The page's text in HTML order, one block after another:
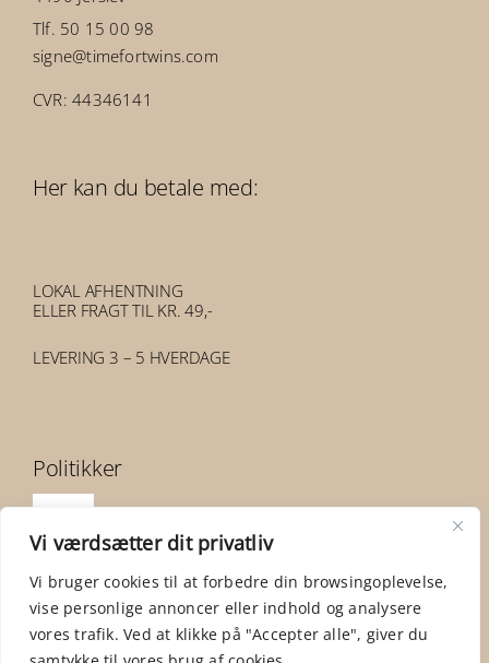
Vi værdsætter dit privatliv
Vi bruger cookies til at forbedre din browsingoplevelse,
vise personlige annoncer eller indhold og analysere
vores trafik. Ved at klikke på "Accepter alle", giver du
Tlf. 50 15 00 98
signe@timefortwins.com
CVR: 44346141
Her kan du betale med:
LOKAL AFHENTNING
ELLER FRAGT TIL KR. 49,-
LEVERING 3 – 5 HVERDAGE
Politikker
Navigation
Handelsbetingelser
Privatlivspolitik